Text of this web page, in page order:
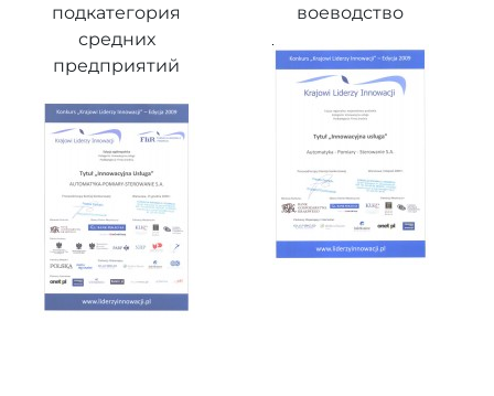
подкатегория
средних
предприятий
воеводство